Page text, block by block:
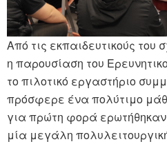
Από τις εκπαιδευτικούς του
η παρουσίαση του
το πιλοτικό εργαστήριο
πρόσφερε ένα πολύτιμο
για πρώτη φορά ερωτήθηκαν
μία μεγάλη